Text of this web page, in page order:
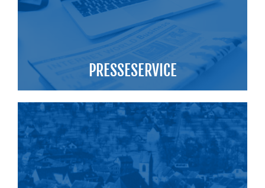
PRESSESERVICE